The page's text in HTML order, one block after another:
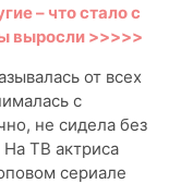
– что стало с
выросли >>>>>
от всех
с
не сидела без
ТВ актриса
сериале